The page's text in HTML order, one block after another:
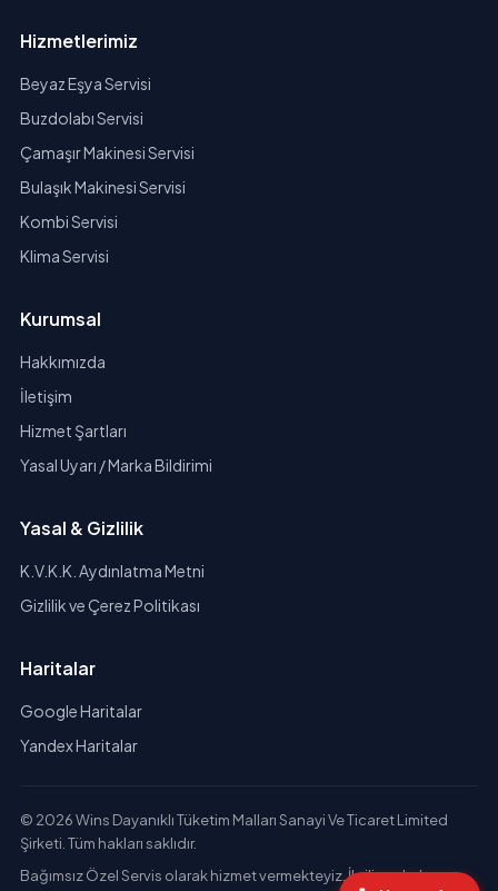
Hizmetlerimiz
Beyaz Eşya Servisi
Buzdolabı Servisi
Çamaşır Makinesi Servisi
Bulaşık Makinesi Servisi
Kombi Servisi
Klima Servisi
Kurumsal
Hakkımızda
İletişim
Hizmet Şartları
Yasal Uyarı / Marka Bildirimi
Yasal & Gizlilik
K.V.K.K. Aydınlatma Metni
Gizlilik ve Çerez Politikası
Haritalar
Google Haritalar
Yandex Haritalar
© 2026 Wins Dayanıklı Tüketim Malları Sanayi Ve Ticaret Limited
Şirketi. Tüm hakları saklıdır.
Bağımsız Özel Servis olarak hizmet vermekteyiz. İlgili markaların